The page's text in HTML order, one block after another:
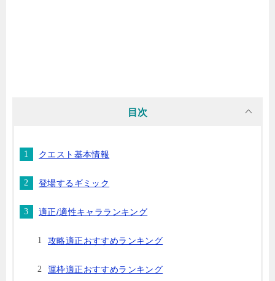
目次
クエスト基本情報
登場するギミック
適正/適性キャラランキング
攻略適正おすすめランキング
運枠適正おすすめランキング